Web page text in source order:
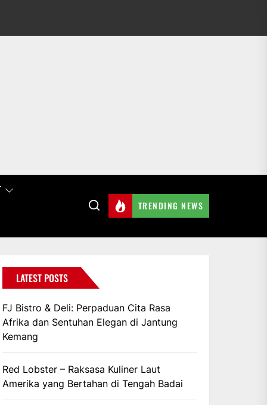
TRENDING NEWS
LATEST POSTS
FJ Bistro & Deli: Perpaduan Cita Rasa
Afrika dan Sentuhan Elegan di Jantung
Kemang
Red Lobster – Raksasa Kuliner Laut
Amerika yang Bertahan di Tengah Badai